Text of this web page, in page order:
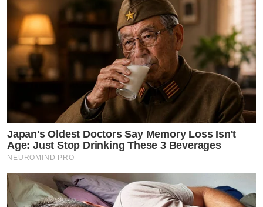
Japan's Oldest Doctors Say Memory Loss Isn't
Age: Just Stop Drinking These 3 Beverages
NEUROMIND PRO